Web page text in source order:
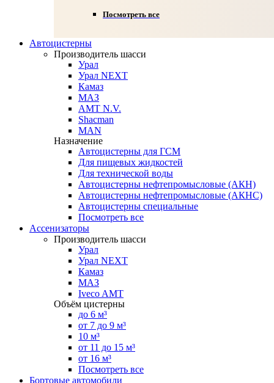
Посмотреть все
Автоцистерны
Производитель шасси
Урал
Урал NEXT
Камаз
МАЗ
AMT N.V.
Shacman
MAN
Назначение
Автоцистерны для ГСМ
Для пищевых жидкостей
Для технической воды
Автоцистерны нефтепромысловые (АКН)
Автоцистерны нефтепромысловые (АКНС)
Автоцистерны специальные
Посмотреть все
Ассенизаторы
Производитель шасси
Урал
Урал NEXT
Камаз
МАЗ
Iveco AMT
Объём цистерны
до 6 м³
от 7 до 9 м³
10 м³
от 11 до 15 м³
от 16 м³
Посмотреть все
Бортовые автомобили